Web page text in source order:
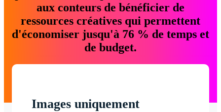
aux conteurs de bénéficier de
ressources créatives qui permettent
d'économiser jusqu'à 76 % de temps et
de budget.
Images uniquement